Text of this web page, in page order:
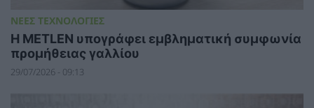
ΝΕΕΣ ΤΕΧΝΟΛΟΓΙΕΣ
Η METLEN υπογράφει εμβληματική συμφωνία
προμήθειας γαλλίου
29/07/2026 - 09:13